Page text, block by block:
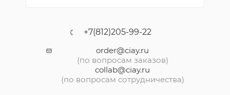
+7(812)205-99-22
order@ciay.ru
(по вопросам заказов)
collab@ciay.ru
(по вопросам сотрудничества)